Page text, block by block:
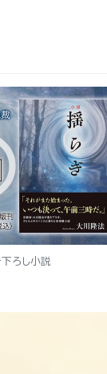
ろし小説